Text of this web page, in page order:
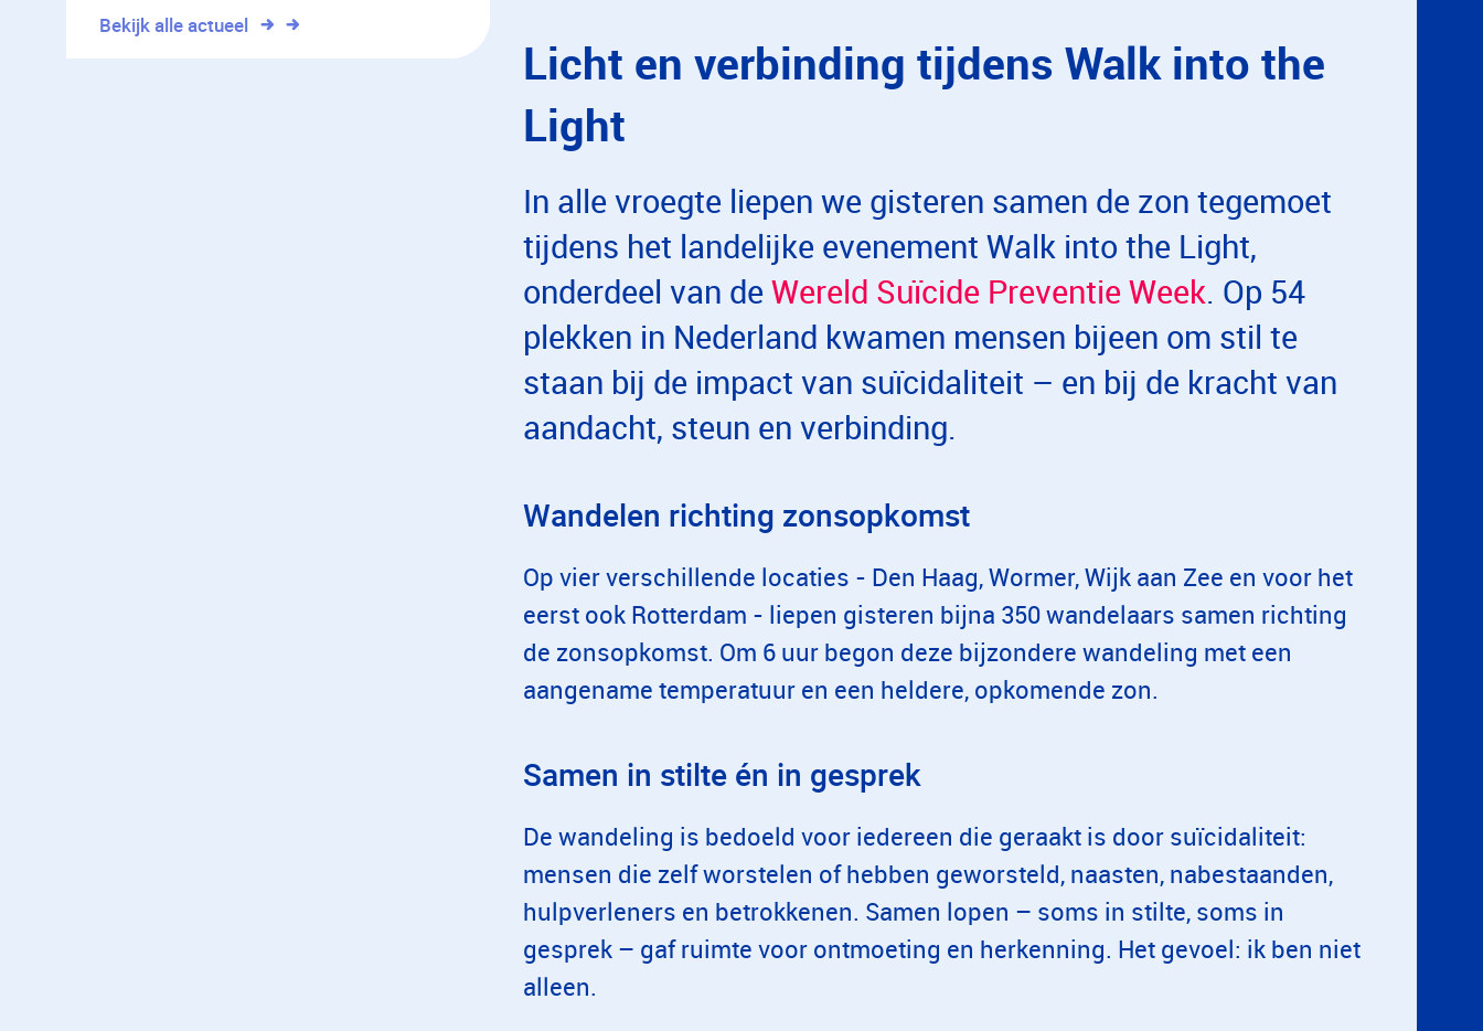
Bekijk alle actueel
Licht en verbinding tijdens Walk into the
Light
In alle vroegte liepen we gisteren samen de zon tegemoet
tijdens het landelijke evenement Walk into the Light,
onderdeel van de Wereld Suïcide Preventie Week. Op 54
plekken in Nederland kwamen mensen bijeen om stil te
staan bij de impact van suïcidaliteit – en bij de kracht van
aandacht, steun en verbinding.
Wandelen richting zonsopkomst
Op vier verschillende locaties - Den Haag, Wormer, Wijk aan Zee en voor het
eerst ook Rotterdam - liepen gisteren bijna 350 wandelaars samen richting
de zonsopkomst. Om 6 uur begon deze bijzondere wandeling met een
aangename temperatuur en een heldere, opkomende zon.
Samen in stilte én in gesprek
De wandeling is bedoeld voor iedereen die geraakt is door suïcidaliteit:
mensen die zelf worstelen of hebben geworsteld, naasten, nabestaanden,
hulpverleners en betrokkenen. Samen lopen – soms in stilte, soms in
gesprek – gaf ruimte voor ontmoeting en herkenning. Het gevoel: ik ben niet
alleen.